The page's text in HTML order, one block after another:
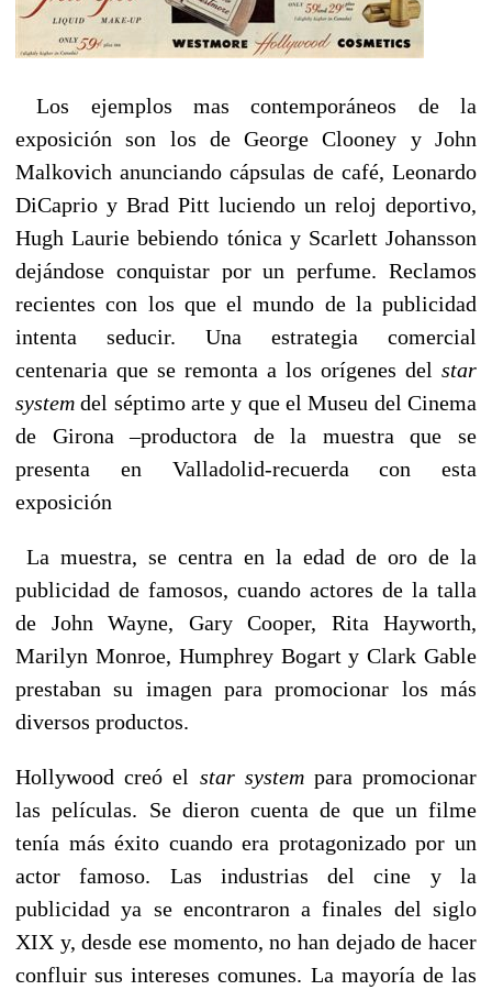
Los ejemplos mas contemporáneos de la
exposición son los de George Clooney y John
Malkovich anunciando cápsulas de café, Leonardo
DiCaprio y Brad Pitt luciendo un reloj deportivo,
Hugh Laurie bebiendo tónica y Scarlett Johansson
dejándose conquistar por un perfume. Reclamos
recientes con los que el mundo de la publicidad
intenta seducir. Una estrategia comercial
centenaria que se remonta a los orígenes del star
system del séptimo arte y que el Museu del Cinema
de Girona –productora de la muestra que se
presenta en Valladolid-recuerda con esta
exposición
La muestra, se centra en la edad de oro de la
publicidad de famosos, cuando actores de la talla
de John Wayne, Gary Cooper, Rita Hayworth,
Marilyn Monroe, Humphrey Bogart y Clark Gable
prestaban su imagen para promocionar los más
diversos productos.
Hollywood creó el star systempara promocionar
las películas. Se dieron cuenta de que un filme
tenía más éxito cuando era protagonizado por un
actor famoso. Las industrias del cine y la
publicidad ya se encontraron a finales del siglo
XIX y, desde ese momento, no han dejado de hacer
confluir sus intereses comunes. La mayoría de las